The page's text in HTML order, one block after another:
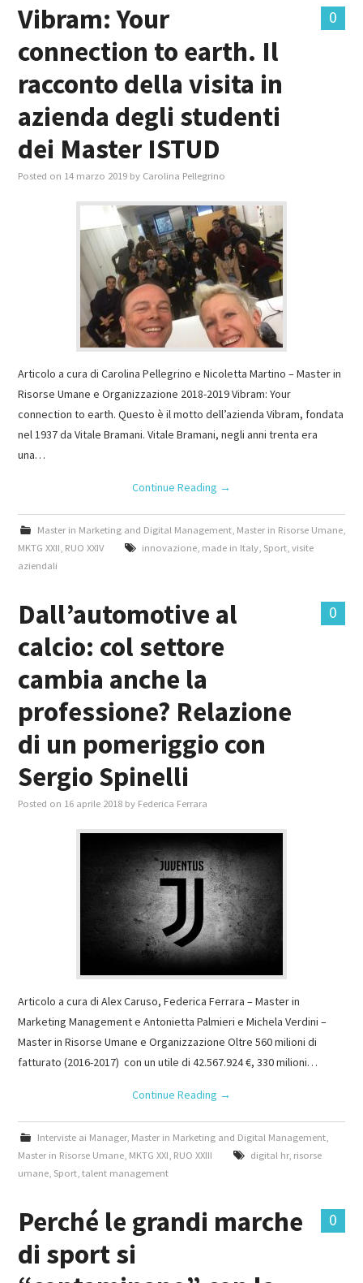
0
Vibram: Your
connection to earth. Il
racconto della visita in
azienda degli studenti
dei Master ISTUD
Posted on 14 marzo 2019 by Carolina Pellegrino
Articolo a cura di Carolina Pellegrino e Nicoletta Martino – Master in
Risorse Umane e Organizzazione 2018-2019 Vibram: Your
connection to earth. Questo è il motto dell’azienda Vibram, fondata
nel 1937 da Vitale Bramani. Vitale Bramani, negli anni trenta era
una…
Continue Reading →
Master in Marketing and Digital Management, Master in Risorse Umane,
MKTG XXII RUO XXIV innovazione, made in Italy, Sport, visite
aziendali
0
Dall’automotive al
calcio: col settore
cambia anche la
professione? Relazione
di un pomeriggio con
Sergio Spinelli
Posted on 16 aprile 2018 by Federica Ferrara
Articolo a cura di Alex Caruso, Federica Ferrara – Master in
Marketing Management e Antonietta Palmieri e Michela Verdini –
Master in Risorse Umane e Organizzazione Oltre 560 milioni di
fatturato (2016-2017) con un utile di 42.567.924 €, 330 milioni…
Continue Reading →
Interviste ai Manager, Master in Marketing and Digital Management,
Master in Risorse Umane MKTG XXI RUO XXIII digital hr, risorse
umane Sport ,talent management
0
Perché le grandi marche
di sport si